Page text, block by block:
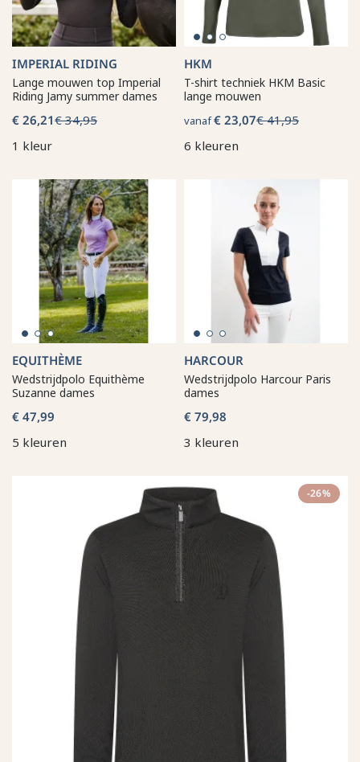
IMPERIAL RIDING
Lange mouwen top Imperial
Riding Jamy summer dames
€ 26,21€ 34,95
1 kleur
HKM
T-shirt techniek HKM Basic
lange mouwen
vanaf€ 23,07€ 41,95
6 kleuren
EQUITHÈME
Wedstrijdpolo Equithème
Suzanne dames
€ 47,99
5 kleuren
HARCOUR
Wedstrijdpolo Harcour Paris
dames
€ 79,98
3 kleuren
-26%